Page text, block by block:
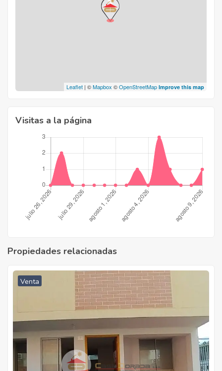
Leaflet | ©Mapbox ©OpenStreetMap Improve this map
Visitas a la página
Propiedades relacionadas
Venta